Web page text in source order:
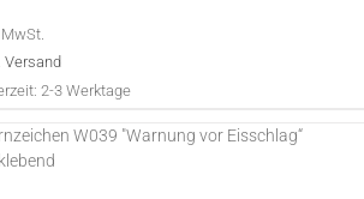
Versand
2-3 Werktage
AUSFÜHRUNG WÄHLEN